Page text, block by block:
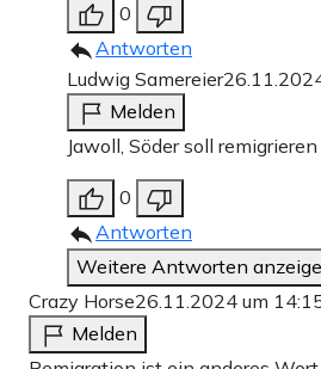
0
Antworten
Ludwig Samereier
Melden
Jawoll, Söder soll remigrieren
0
Antworten
Weitere Antworten
Crazy Horse26.11.2024 um
Melden